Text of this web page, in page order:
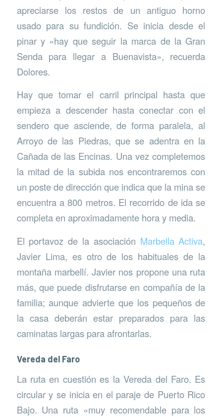
apreciarse los restos de un antiguo horno
usado para su fundición. Se inicia desde el
pinar y «hay que seguir la marca de la Gran
Senda para llegar a Buenavista», recuerda
Dolores.
Hay que tomar el carril principal hasta que
empieza a descender hasta conectar con el
sendero que asciende, de forma paralela, al
Arroyo de las Piedras, que se adentra en la
Cañada de las Encinas. Una vez completemos
la mitad de la subida nos encontraremos con
un poste de dirección que indica que la mina se
encuentra a 800 metros. El recorrido de ida se
completa en aproximadamente hora y media.
El portavoz de la asociación Marbella Activa,
Javier Lima, es otro de los habituales de la
montaña marbellí. Javier nos propone una ruta
más, que puede disfrutarse en compañía de la
familia; aunque advierte que los pequeños de
la casa deberán estar preparados para las
caminatas largas para afrontarlas.
Vereda del Faro
La ruta en cuestión es la Vereda del Faro. Es
circular y se inicia en el paraje de Puerto Rico
Bajo. Una ruta «muy recomendable para los